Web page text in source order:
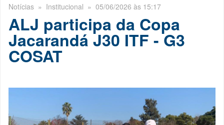
Notícias » Institucional » 05/06/2026 às 15:17
ALJ participa da Copa
Jacarandá J30 ITF - G3
COSAT